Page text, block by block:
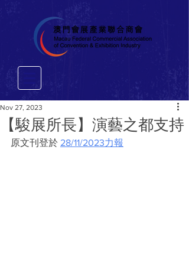
【駿展所長】演藝之都支持
Nov 27, 2023
原文刊登於 28/11/2023力報